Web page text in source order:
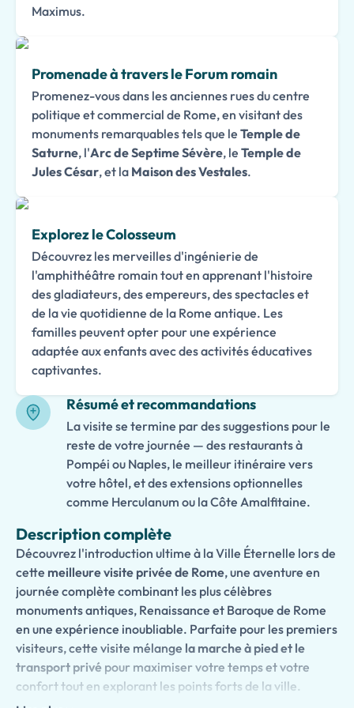
Maximus.
Promenade à travers le Forum romain
Promenez-vous dans les anciennes rues du centre
politique et commercial de Rome, en visitant des
monuments remarquables tels que le Temple de
Saturne, l'Arc de Septime Sévère, le Temple de
Jules César, et la Maison des Vestales.
Explorez le Colosseum
Découvrez les merveilles d'ingénierie de
l'amphithéâtre romain tout en apprenant l'histoire
des gladiateurs, des empereurs, des spectacles et
de la vie quotidienne de la Rome antique. Les
familles peuvent opter pour une expérience
adaptée aux enfants avec des activités éducatives
captivantes.
Résumé et recommandations
La visite se termine par des suggestions pour le
reste de votre journée — des restaurants à
Pompéi ou Naples, le meilleur itinéraire vers
votre hôtel, et des extensions optionnelles
comme Herculanum ou la Côte Amalfitaine.
Description complète
Découvrez l'introduction ultime à la Ville Éternelle lors de
cette meilleure visite privée de Rome, une aventure en
journée complète combinant les plus célèbres
monuments antiques, Renaissance et Baroque de Rome
en une expérience inoubliable. Parfaite pour les premiers
visiteurs, cette visite mélange la marche à pied et le
transport privé pour maximiser votre temps et votre
confort tout en explorant les points forts de la ville.